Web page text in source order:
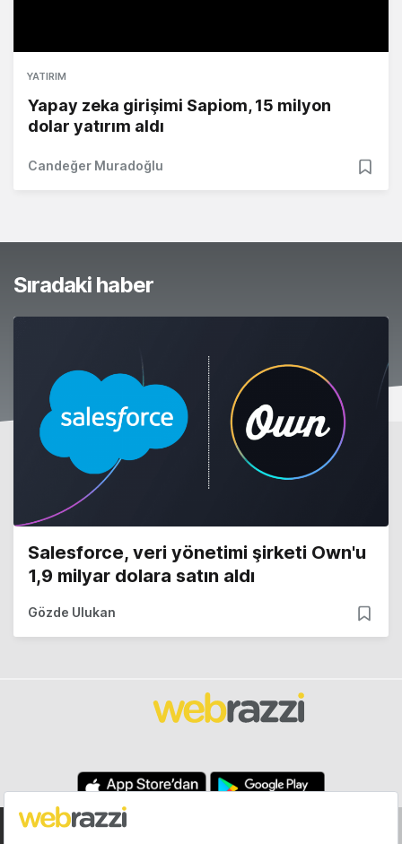
YATIRIM
Yapay zeka girişimi Sapiom, 15 milyon
dolar yatırım aldı
Candeğer Muradoğlu
Sıradaki haber
Salesforce, veri yönetimi şirketi Own'u
1,9 milyar dolara satın aldı
Gözde Ulukan